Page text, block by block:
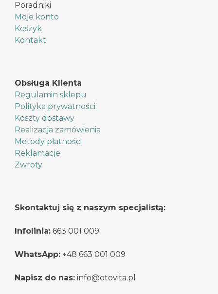
Poradniki
Moje konto
Koszyk
Kontakt
Obsługa Klienta
Regulamin sklepu
Polityka prywatności
Koszty dostawy
Realizacja zamówienia
Metody płatności
Reklamacje
Zwroty
Skontaktuj się z naszym specjalistą:
Infolinia: 663 001 009
WhatsApp: +48 663 001 009
Napisz do nas: info@otovita.pl